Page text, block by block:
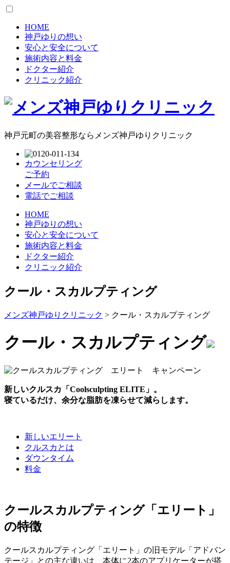
HOME
神戸ゆりの想い
安心と安全について
施術内容と料金
ドクター紹介
クリニック紹介
神戸元町の美容整形ならメンズ神戸ゆりクリニック
カウンセリング
ご予約
メールでご相談
電話でご相談
HOME
神戸ゆりの想い
安心と安全について
施術内容と料金
ドクター紹介
クリニック紹介
クール・スカルプティング
メンズ神戸ゆりクリニック > クール・スカルプティング
クール・スカルプティング
新しいクルスカ「Coolsculpting ELITE」。
寝ているだけ、余分な脂肪を凍らせて減らします。
新しいエリート
クルスカとは
ダウンタイム
料金
クールスカルプティング「エリート」
の特徴
クールスカルプティング「エリート」の旧モデル「アドバン
テージ」との主な違いは、本体に2本のアプリケーターが搭